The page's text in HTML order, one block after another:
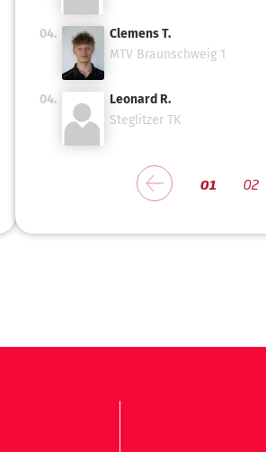
04.
Clemens T.
MTV Braunschweig 1
04.
Leonard R.
Steglitzer TK
01 02